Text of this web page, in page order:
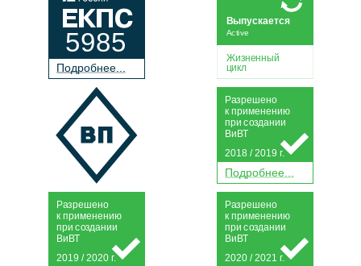
Подробнее...
5985
Жизненный
цикл
Active
Выпускается
Подробнее...
Разрешено
к применению
присоздании
Ви ВТ
2018 / 2019 г.
Разрешено
к применению
присоздании
Ви ВТ
2019 / 2020 г.
Разрешено
к применению
присоздании
Ви ВТ
2020 / 2021 г.